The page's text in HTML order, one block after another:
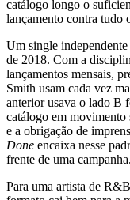
catálogo longo o
lançamento contra tudo
Um single
de 2018. Com a
lançamentos mensais,
Smith usam cada vez
anterior usava o lado B
catálogo em movimento
e a obrigação de
Done encaixa nesse
frente de uma campanha.
Para uma artista de